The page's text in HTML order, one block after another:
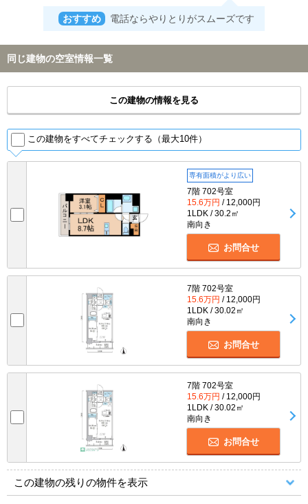
おすすめ 電話ならやりとりがスムーズです
同じ建物の空室情報一覧
この建物の情報を見る
この建物をすべてチェックする（最大10件）
専有面積がより広い
7階 702号室
15.6万円 / 12,000円
1LDK / 30.2㎡
南向き
お問合せ
7階 702号室
15.6万円 / 12,000円
1LDK / 30.02㎡
南向き
お問合せ
7階 702号室
15.6万円 / 12,000円
1LDK / 30.02㎡
南向き
お問合せ
この建物の残りの物件を表示